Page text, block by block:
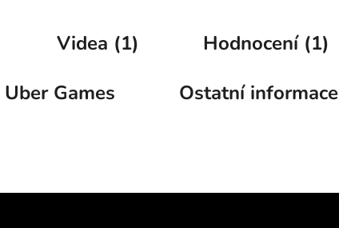
Videa (1)
Hodnocení (1)
Uber Games Ostatní informace